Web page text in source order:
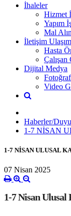
İhaleler
Hizmet
Yapım
Mal
İletişim Ulaşım
Hasta
Dijital Medya
Video
Haberler/
1-7 NİSAN
1-7 NİSAN ULUSAL
07 Nisan 2025
1-7 Nisan Ulusal